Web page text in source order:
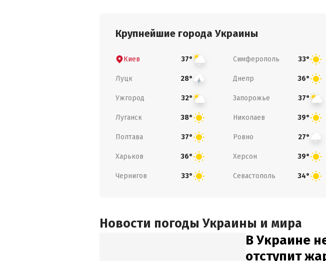
Крупнейшие города Украины
Киев 37° Симферополь 33°
Луцк 28° Днепр 36°
Ужгород 32° Запорожье 37°
Луганск 38° Николаев 39°
Полтава 37° Ровно 27°
Харьков 36° Херсон 39°
Чернигов 33° Севастополь 34°
Новости погоды Украины и мира
В Украине
отступит